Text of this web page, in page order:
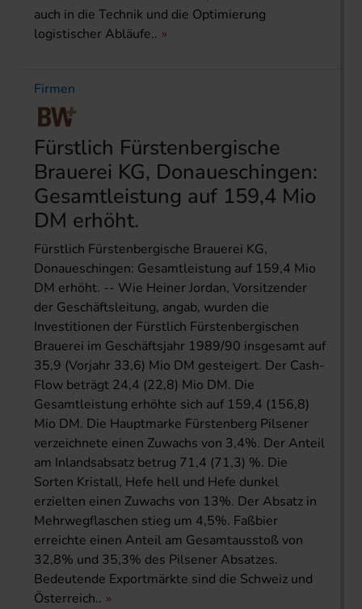
auch in die Technik und die Optimierung
logistischer Abläufe..
Firmen
Fürstlich Fürstenbergische
Brauerei KG, Donaueschingen:
Gesamtleistung auf 159,4 Mio
DM erhöht.
Fürstlich Fürstenbergische Brauerei KG,
Donaueschingen: Gesamtleistung auf 159,4 Mio
DM erhöht. -- Wie Heiner Jordan, Vorsitzender
der Geschäftsleitung, angab, wurden die
Investitionen der Fürstlich Fürstenbergischen
Brauerei im Geschäftsjahr 1989/90 insgesamt auf
35,9 (Vorjahr 33,6) Mio DM gesteigert. Der Cash-
Flow beträgt 24,4 (22,8) Mio DM. Die
Gesamtleistung erhöhte sich auf 159,4 (156,8)
Mio DM. Die Hauptmarke Fürstenberg Pilsener
verzeichnete einen Zuwachs von 3,4%. Der Anteil
am Inlandsabsatz betrug 71,4 (71,3) %. Die
Sorten Kristall, Hefe hell und Hefe dunkel
erzielten einen Zuwachs von 13%. Der Absatz in
Mehrwegflaschen stieg um 4,5%. Faßbier
erreichte einen Anteil am Gesamtausstoß von
32,8% und 35,3% des Pilsener Absatzes.
Bedeutende Exportmärkte sind die Schweiz und
Österreich..